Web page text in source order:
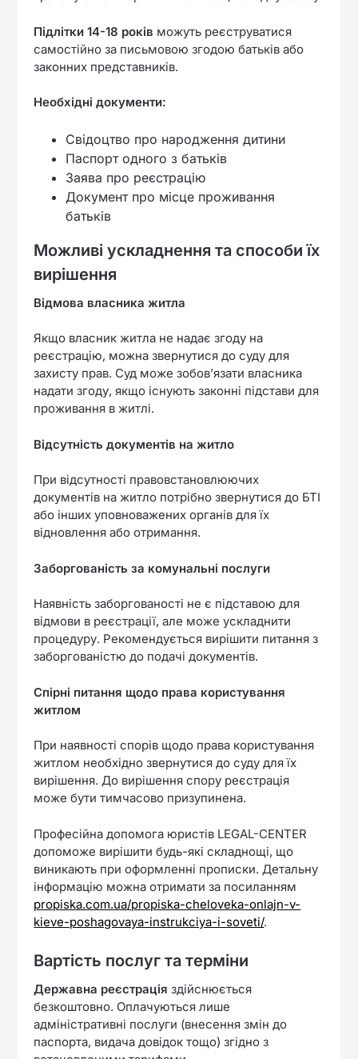
Підлітки 14-18 років можуть реєструватися
самостійно за письмовою згодою батьків або
законних представників.
Необхідні документи:
Свідоцтво про народження дитини
Паспорт одного з батьків
Заява про реєстрацію
Документ про місце проживання
батьків
Можливі ускладнення та способи їх
вирішення
Відмова власника житла
Якщо власник житла не надає згоду на
реєстрацію, можна звернутися до суду для
захисту прав. Суд може зобов’язати власника
надати згоду, якщо існують законні підстави для
проживання в житлі.
Відсутність документів на житло
При відсутності правовстановлюючих
документів на житло потрібно звернутися до БТІ
або інших уповноважених органів для їх
відновлення або отримання.
Заборгованість за комунальні послуги
Наявність заборгованості не є підставою для
відмови в реєстрації, але може ускладнити
процедуру. Рекомендується вирішити питання з
заборгованістю до подачі документів.
Спірні питання щодо права користування
житлом
При наявності спорів щодо права користування
житлом необхідно звернутися до суду для їх
вирішення. До вирішення спору реєстрація
може бути тимчасово призупинена.
Професійна допомога юристів LEGAL-CENTER
допоможе вирішити будь-які складнощі, що
виникають при оформленні прописки. Детальну
інформацію можна отримати за посиланням
propiska.com.ua/propiska-cheloveka-onlajn-v-
kieve-poshagovaya-instrukciya-i-soveti/.
Вартість послуг та терміни
Державна реєстрація здійснюється
безкоштовно. Оплачуються лише
адміністративні послуги (внесення змін до
паспорта, видача довідок тощо) згідно з